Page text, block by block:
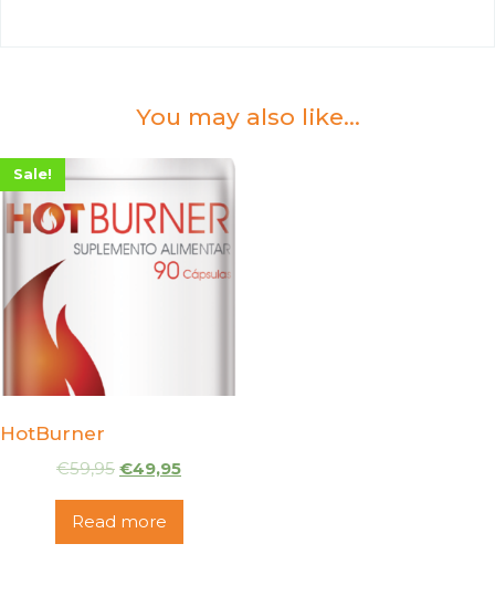
You may also like…
Sale!
HotBurner
€59,95 €49,95
Read more